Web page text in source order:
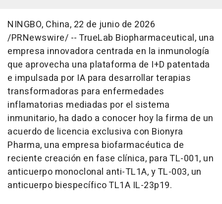
NINGBO, China, 22 de junio de 2026
/PRNewswire/ -- TrueLab Biopharmaceutical, una
empresa innovadora centrada en la inmunología
que aprovecha una plataforma de I+D patentada
e impulsada por IA para desarrollar terapias
transformadoras para enfermedades
inflamatorias mediadas por el sistema
inmunitario, ha dado a conocer hoy la firma de un
acuerdo de licencia exclusiva con Bionyra
Pharma, una empresa biofarmacéutica de
reciente creación en fase clínica, para TL-001, un
anticuerpo monoclonal anti-TL1A, y TL-003, un
anticuerpo biespecífico TL1A IL-23p19.